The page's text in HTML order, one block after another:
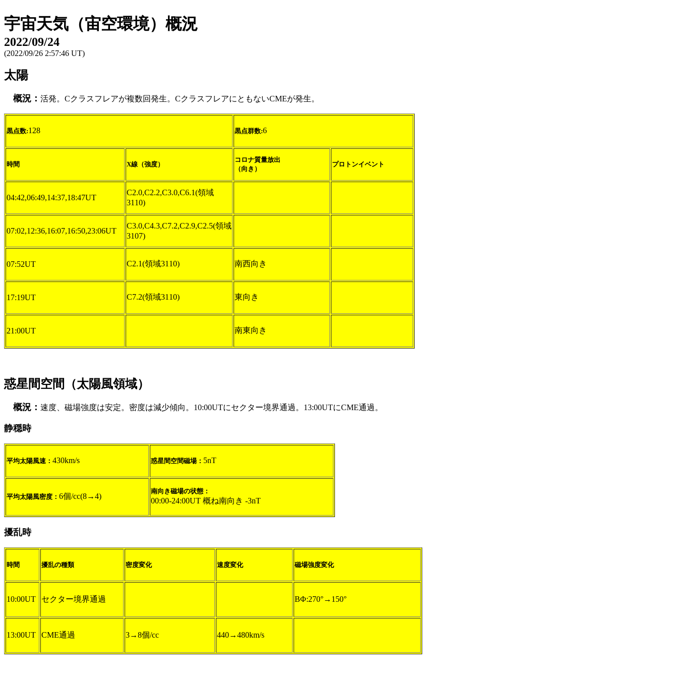
宇宙天気（宙空環境）概況
2022/09/24
(2022/09/26 2:57:46 UT)
太陽
概況： 活発。Cクラスフレアが複数回発生。CクラスフレアにともないCMEが発生。
黒点数:128 黒点群数:6
時間 X線（強度）
コロナ質量放出
（向き）
プロトンイベント
04:42,06:49,14:37,18:47UT
C2.0,C2.2,C3.0,C6.1(領域
3110)
07:02,12:36,16:07,16:50,23:06UT
C3.0,C4.3,C7.2,C2.9,C2.5(領域
3107)
07:52UT C2.1(領域3110) 南西向き
17:19UT C7.2(領域3110) 東向き
21:00UT 南東向き
惑星間空間（太陽風領域）
概況： 速度、磁場強度は安定。密度は減少傾向。10:00UTにセクター境界通過。13:00UTにCME通過。
静穏時
平均太陽風速： 430km/s 惑星間空間磁場： 5nT
平均太陽風密度： 6個/cc(8→4)
南向き磁場の状態：
00:00-24:00UT 概ね南向き -3nT
擾乱時
時間 擾乱の種類 密度変化 速度変化 磁場強度変化
10:00UT セクター境界通過 BΦ:270°→150°
13:00UT CME通過 3→8個/cc 440→480km/s